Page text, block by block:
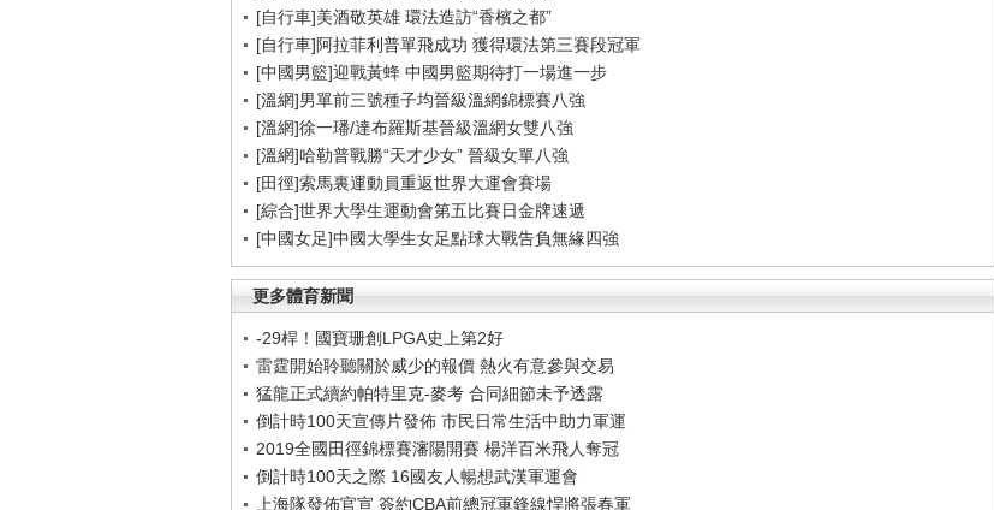
[自行車]美酒敬英雄 環法造訪“香檳之都”
[自行車]阿拉菲利普單飛成功 獲得環法第三賽段冠軍
[中國男籃]迎戰黃蜂 中國男籃期待打一場進一步
[溫網]男單前三號種子均晉級溫網錦標賽八強
[溫網]徐一璠/達布羅斯基晉級溫網女雙八強
[溫網]哈勒普戰勝“天才少女” 晉級女單八強
[田徑]索馬裏運動員重返世界大運會賽場
[綜合]世界大學生運動會第五比賽日金牌速遞
[中國女足]中國大學生女足點球大戰告負無緣四強
更多體育新聞
-29桿！國寶珊創LPGA史上第2好
雷霆開始聆聽關於威少的報價 熱火有意參與交易
猛龍正式續約帕特里克-麥考 合同細節未予透露
倒計時100天宣傳片發佈 市民日常生活中助力軍運
2019全國田徑錦標賽瀋陽開賽 楊洋百米飛人奪冠
倒計時100天之際 16國友人暢想武漢軍運會
上海隊發佈官宣 簽約CBA前總冠軍鋒線悍將張春軍